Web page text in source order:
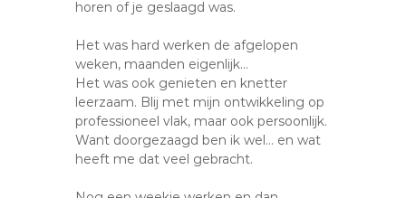
horen of je geslaagd was.
Het was hard werken de afgelopen
weken, maanden eigenlijk…
Het was ook genieten en knetter
leerzaam. Blij met mijn ontwikkeling op
professioneel vlak, maar ook persoonlijk.
Want doorgezaagd ben ik wel… en wat
heeft me dat veel gebracht.